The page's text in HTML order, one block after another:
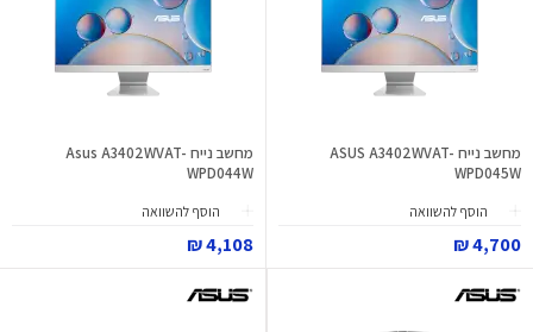
מחשב נייח ASUS A3402WVAT-
WPD045W
הוסף להשוואה
4,700 ₪
מחשב נייח Asus A3402WVAT-
WPD044W
הוסף להשוואה
4,108 ₪